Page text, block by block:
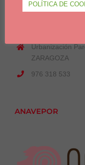
ASOCIACIÓN DE
Urbanización
ZARAGOZA
976 318 533
ANAVEPOR
POLÍTICA DE